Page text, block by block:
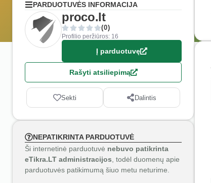
PARDUOTUVĖS INFORMACIJA
proco.lt
(0)
Profilio peržiūros: 16
Į parduotuvę
Rašyti atsiliepimą
Sekti Dalintis
NEPATIKRINTA PARDUOTUVĖ
Ši internetinė parduotuvė nebuvo patikrinta
eTikra.LT administracijos , todėl duomenų apie
parduotuvės patikimumą šiuo metu neturime.